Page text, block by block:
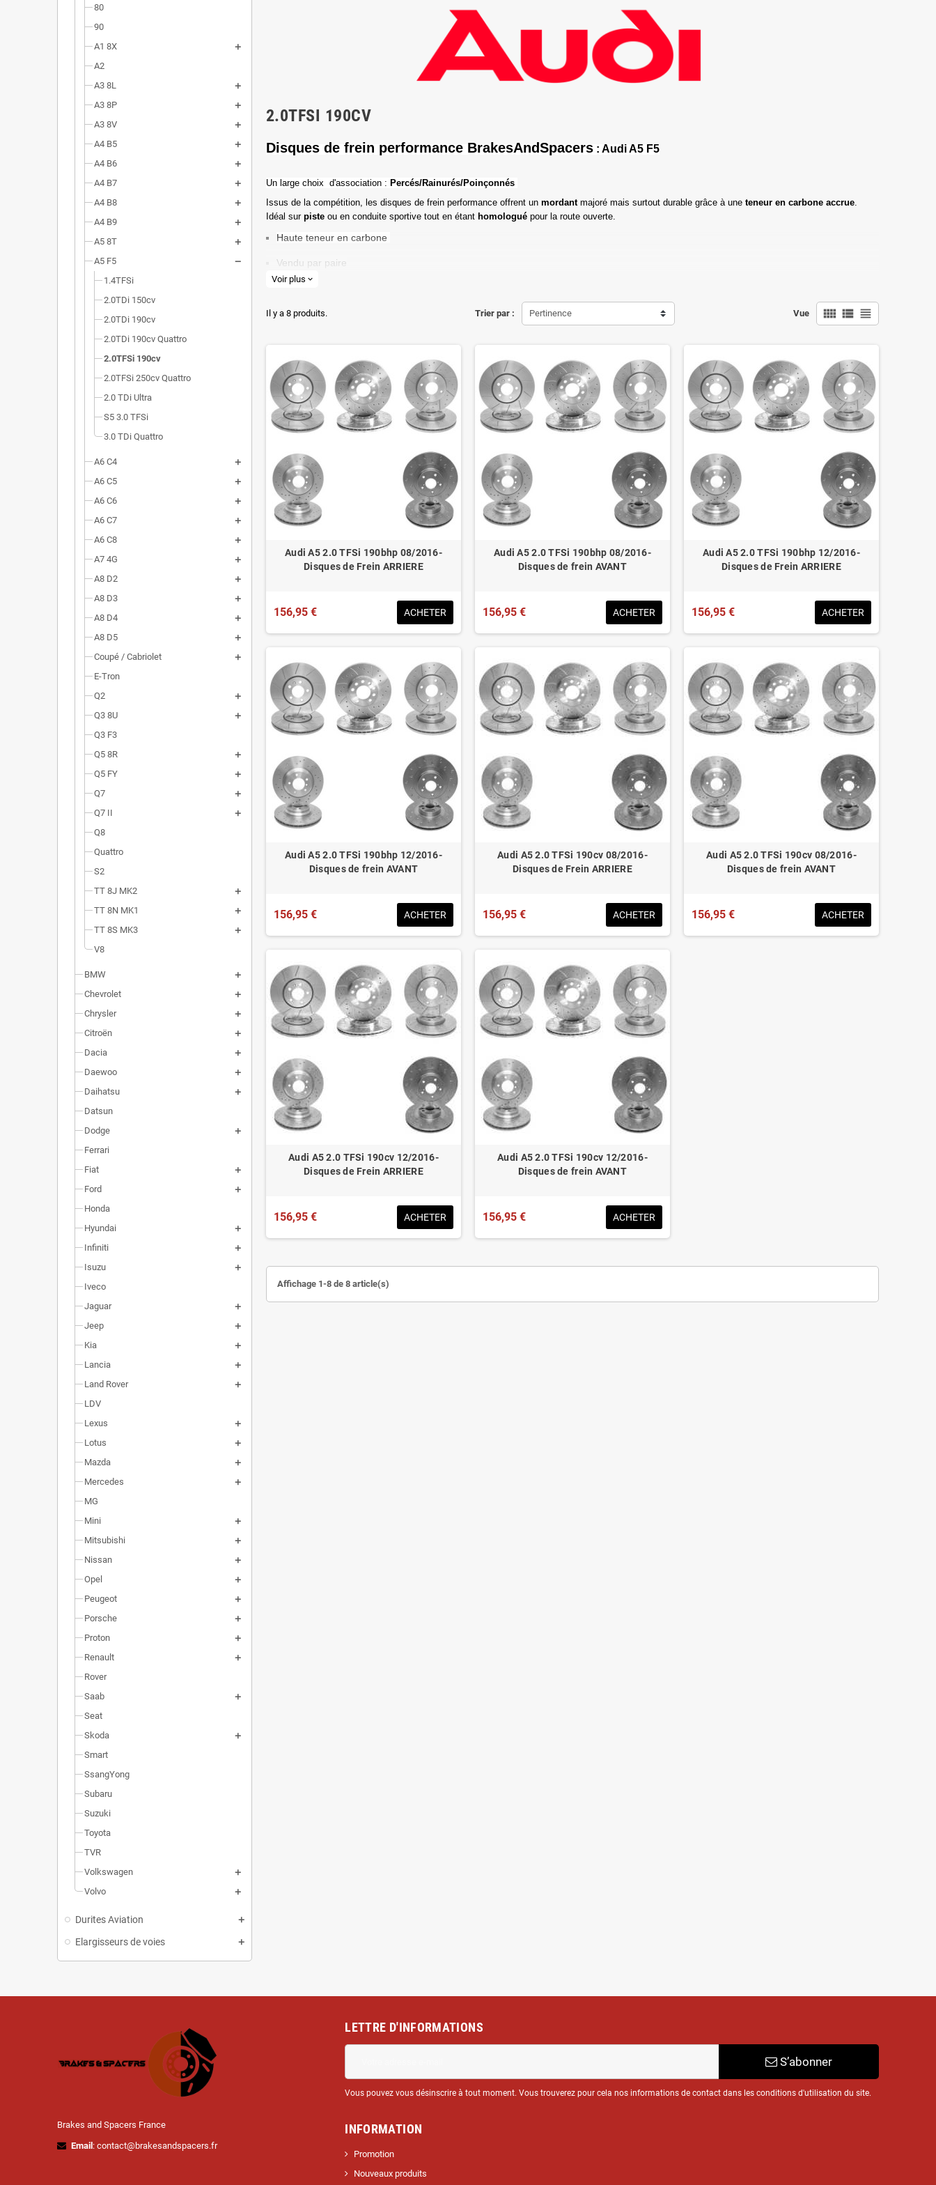
80
90
A1 8X
A2
A3 8L
A3 8P
A3 8V
A4 B5
A4 B6
A4 B7
A4 B8
A4 B9
A5 8T
A5 F5
1.4TFSi
2.0TDi 150cv
2.0TDi 190cv
2.0TDi 190cv Quattro
2.0TFSi 190cv
2.0TFSi 250cv Quattro
2.0 TDi Ultra
S5 3.0 TFSi
3.0 TDi Quattro
A6 C4
A6 C5
A6 C6
A6 C7
A6 C8
A7 4G
A8 D2
A8 D3
A8 D4
A8 D5
Coupé / Cabriolet
E-Tron
Q2
Q3 8U
Q3 F3
Q5 8R
Q5 FY
Q7
Q7 II
Q8
Quattro
S2
TT 8J MK2
TT 8N MK1
TT 8S MK3
V8
BMW
Chevrolet
Chrysler
Citroën
Dacia
Daewoo
Daihatsu
Datsun
Dodge
Ferrari
Fiat
Ford
Honda
Hyundai
Infiniti
Isuzu
Iveco
Jaguar
Jeep
Kia
Lancia
Land Rover
LDV
Lexus
Lotus
Mazda
Mercedes
MG
Mini
Mitsubishi
Nissan
Opel
Peugeot
Porsche
Proton
Renault
Rover
Saab
Seat
Skoda
Smart
SsangYong
Subaru
Suzuki
Toyota
TVR
Volkswagen
Volvo
Durites Aviation
Elargisseurs de voies
2.0TFSI 190CV
Disques de frein performance BrakesAndSpacers : Audi A5 F5
Un l arge choix d'association : Percés/Rainurés/Poinçonnés
Issus de la compétition, les disques de frein performance offrent un mordant majoré mais surtout durable grâce à une teneur en carbone accrue.
Idéal sur piste ou en conduite sportive tout en étant homologué pour la route ouverte.
Haute teneur en carbone
Vendu par paire
Valeur de friction maximale
Dimensions d'origine respectées
Poids réduit de 20% en moyenne
Homologué pour le contrôle technique
Voir plus expand_more
Trier par : Pertinence Vue view_comfy view_list view_headline
Il y a 8 produits.
Audi A5 2.0 TFSi 190bhp 08/2016-
Disques de Frein ARRIERE
156,95 € ACHETER
Audi A5 2.0 TFSi 190bhp 08/2016-
Disques de frein AVANT
156,95 € ACHETER
Audi A5 2.0 TFSi 190bhp 12/2016-
Disques de Frein ARRIERE
156,95 € ACHETER
Audi A5 2.0 TFSi 190bhp 12/2016-
Disques de frein AVANT
156,95 € ACHETER
Audi A5 2.0 TFSi 190cv 08/2016-
Disques de Frein ARRIERE
156,95 € ACHETER
Audi A5 2.0 TFSi 190cv 08/2016-
Disques de frein AVANT
156,95 € ACHETER
Audi A5 2.0 TFSi 190cv 12/2016-
Disques de Frein ARRIERE
156,95 € ACHETER
Audi A5 2.0 TFSi 190cv 12/2016-
Disques de frein AVANT
156,95 € ACHETER
Affichage 1-8 de 8 article(s)
Brakes and Spacers France
Email : contact@brakesandspacers.fr
LETTRE D'INFORMATIONS
S’abonner
Vous pouvez vous désinscrire à tout moment. Vous trouverez pour cela nos informations de contact dans les conditions d'utilisation du site.
INFORMATION
Promotion
Nouveaux produits